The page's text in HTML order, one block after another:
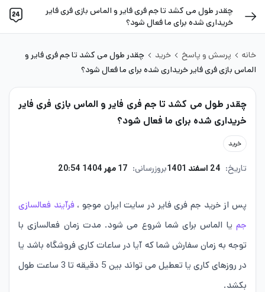
چقدر طول می کشد تا جم فری فایر و الماس بازی فری فایر
خریداری شده برای ما فعال شود؟
خانه پرسش و پاسخ خرید
چقدر طول می کشد تا جم فری فایر و
الماس بازی فری فایر خریداری شده برای ما فعال شود؟
چقدر طول می کشد تا جم فری فایر و الماس بازی فری فایر
خریداری شده برای ما فعال شود؟
خرید
تاریخ: 24 اسفند 1401 بروزرسانی: 17 مهر 1404 20:54
پس از خرید جم فری فایر در سایت ایران موجو ،فرآیند فعالسازی
جم یا الماس برای شما شروع می شود. مدت زمان فعالسازی با
توجه به زمان سفارش شما که آیا در ساعات کاری فروشگاه باشد یا
در روزهای کاری یا تعطیل می تواند بین 5 دقیقه تا 3 ساعت طول
بکشد.